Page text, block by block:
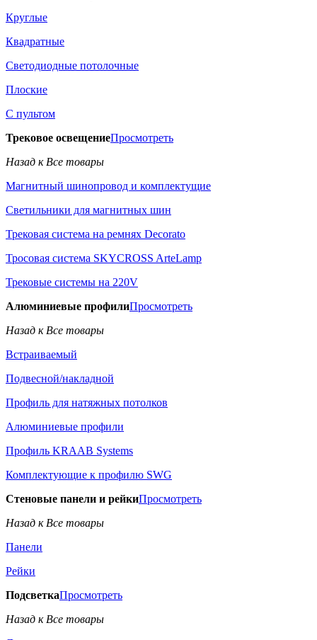
Круглые
Квадратные
Светодиодные потолочные
Плоские
С пультом
Трековое освещениеПросмотреть
Назад к Все товары
Магнитный шинопровод и комплектущие
Светильники для магнитных шин
Трековая система на ремнях Decorato
Тросовая система SKYCROSS ArteLamp
Трековые системы на 220V
Алюминиевые профилиПросмотреть
Назад к Все товары
Встраиваемый
Подвесной/накладной
Профиль для натяжных потолков
Алюминиевые профили
Профиль KRAAB Systems
Комплектующие к профилю SWG
Стеновые панели и рейкиПросмотреть
Назад к Все товары
Панели
Рейки
ПодсветкаПросмотреть
Назад к Все товары